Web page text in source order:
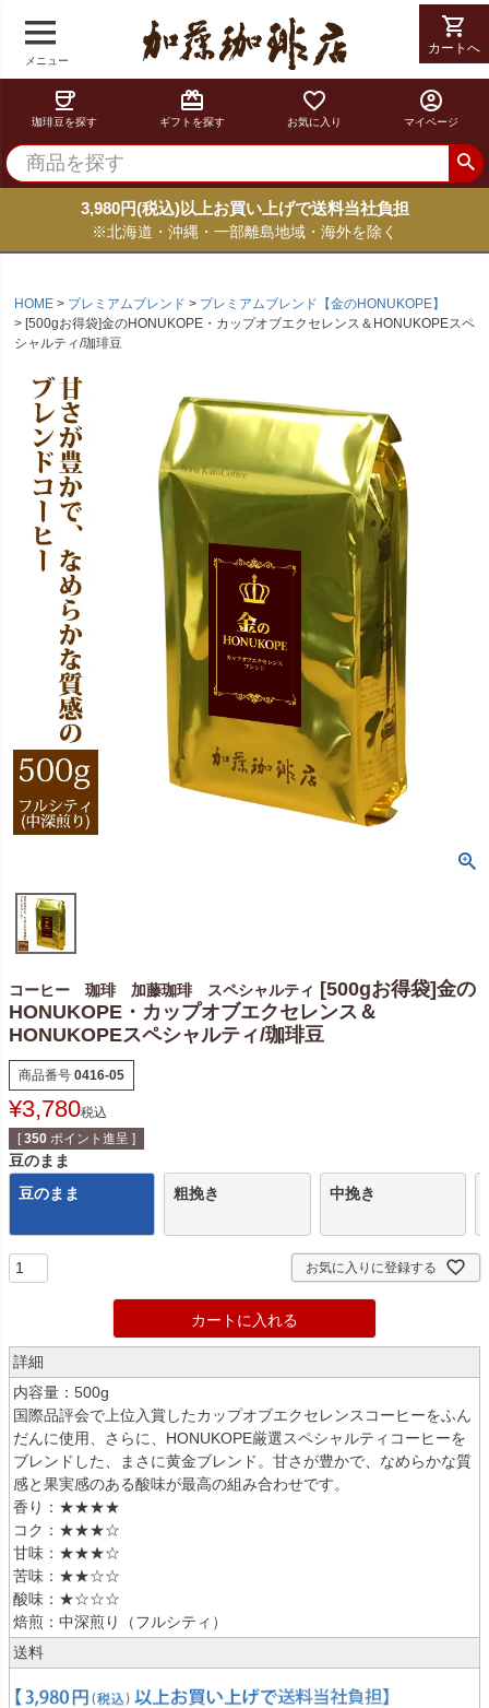
メニュー
shopping_cart
カートへ
coffee
珈琲豆を探す
card_giftcard
ギフトを探す
favorite_border
お気に入り
account_circle
マイページ
3,980円(税込)以上お買い上げで送料当社負担
※北海道・沖縄・一部離島地域・海外を除く
HOME プレミアムブレンド
プレミアムブレンド【金のHONUKOPE】
[500gお得袋]金のHONUKOPE・カップオブエクセレンス＆HONUKOPEスペ
シャルティ/珈琲豆
コーヒー 珈琲 加藤珈琲 スペシャルティ [500gお得袋]金の
HONUKOPE・カップオブエクセレンス＆
HONUKOPEスペシャルティ/珈琲豆
商品番号 0416-05
¥3,780税込
[ 350 ポイント進呈 ]
豆のまま
豆のまま
粗挽き 中挽き
お気に入りに登録する
カートに入れる
詳細
内容量：500g
国際品評会で上位入賞したカップオブエクセレンスコーヒーをふん
だんに使用、さらに、HONUKOPE厳選スペシャルティコーヒーを
ブレンドした、まさに黄金ブレンド。甘さが豊かで、なめらかな質
感と果実感のある酸味が最高の組み合わせです。
香り：★★★★
コク：★★★☆
甘味：★★★☆
苦味：★★☆☆
酸味：★☆☆☆
焙煎：中深煎り（フルシティ）
送料